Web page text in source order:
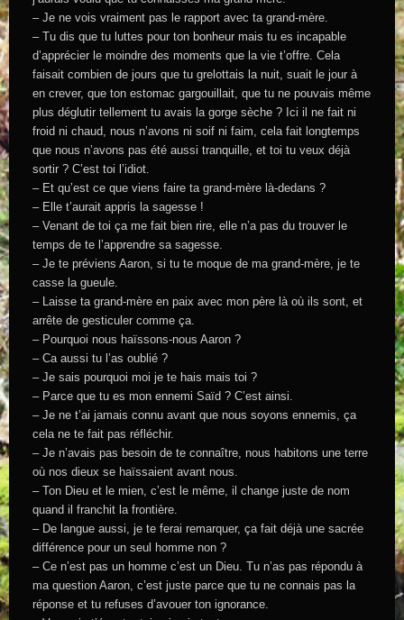
– Je ne vois vraiment pas le rapport avec ta grand-mère.
– Tu dis que tu luttes pour ton bonheur mais tu es incapable
d’apprécier le moindre des moments que la vie t’offre. Cela
faisait combien de jours que tu grelottais la nuit, suait le jour à
en crever, que ton estomac gargouillait, que tu ne pouvais même
plus déglutir tellement tu avais la gorge sèche ? Ici il ne fait ni
froid ni chaud, nous n’avons ni soif ni faim, cela fait longtemps
que nous n’avons pas été aussi tranquille, et toi tu veux déjà
sortir ? C’est toi l’idiot.
– Et qu’est ce que viens faire ta grand-mère là-dedans ?
– Elle t’aurait appris la sagesse !
– Venant de toi ça me fait bien rire, elle n’a pas du trouver le
temps de te l’apprendre sa sagesse.
– Je te préviens Aaron, si tu te moque de ma grand-mère, je te
casse la gueule.
– Laisse ta grand-mère en paix avec mon père là où ils sont, et
arrête de gesticuler comme ça.
– Pourquoi nous haïssons-nous Aaron ?
– Ca aussi tu l’as oublié ?
– Je sais pourquoi moi je te hais mais toi ?
– Parce que tu es mon ennemi Saïd ? C’est ainsi.
– Je ne t’ai jamais connu avant que nous soyons ennemis, ça
cela ne te fait pas réfléchir.
– Je n’avais pas besoin de te connaître, nous habitons une terre
où nos dieux se haïssaient avant nous.
– Ton Dieu et le mien, c’est le même, il change juste de nom
quand il franchit la frontière.
– De langue aussi, je te ferai remarquer, ça fait déjà une sacrée
différence pour un seul homme non ?
– Ce n’est pas un homme c’est un Dieu. Tu n’as pas répondu à
ma question Aaron, c’est juste parce que tu ne connais pas la
réponse et tu refuses d’avouer ton ignorance.